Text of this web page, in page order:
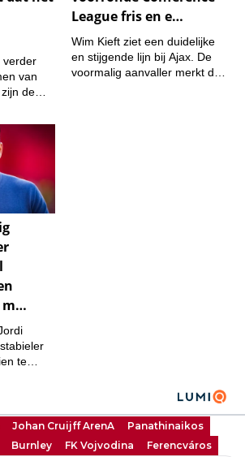
Johan Cruijff ArenA
Panathinaikos
Burnley FK Vojvodina Ferencváros